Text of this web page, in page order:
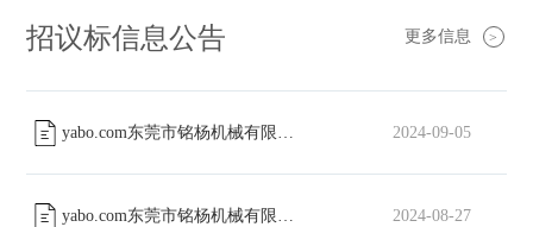
招议标信息公告 更多信息 >
yabo.com东莞市铭杨机械有限公司工会委员会篮球场改造工程中标公告 2024-09-05
yabo.com东莞市铭杨机械有限公司股份有限公司包装类物料招标通知 2024-08-27